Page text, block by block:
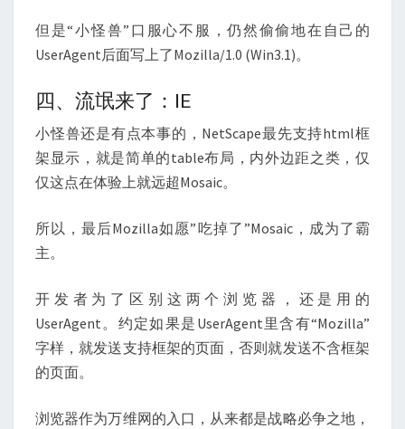
但是“小怪兽”口服心不服，仍然偷偷地在自己的
UserAgent后面写上了Mozilla/1.0 (Win3.1)。
四、流氓来了：IE
小怪兽还是有点本事的，NetScape最先支持html框
架显示，就是简单的table布局，内外边距之类，仅
仅这点在体验上就远超Mosaic。
所以，最后Mozilla如愿”吃掉了”Mosaic，成为了霸
主。
开发者为了区别这两个浏览器，还是用的
UserAgent。约定如果是UserAgent里含有“Mozilla”
字样，就发送支持框架的页面，否则就发送不含框架
的页面。
浏览器作为万维网的入口，从来都是战略必争之地，